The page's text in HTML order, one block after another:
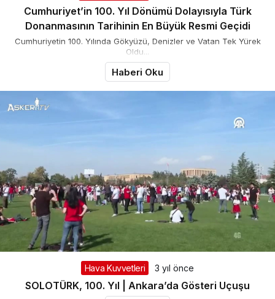
Cumhuriyet’in 100. Yıl Dönümü Dolayısıyla Türk
Donanmasının Tarihinin En Büyük Resmi Geçidi
Cumhuriyetin 100. Yılında Gökyüzü, Denizler ve Vatan Tek Yürek
Oldu...
Haberi Oku
Hava Kuvvetleri 3 yıl önce
SOLOTÜRK, 100. Yıl | Ankara’da Gösteri Uçuşu